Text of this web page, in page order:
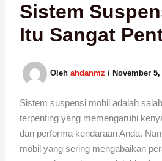
Sistem
Itu Sangat
Olehahdanmz/ November 5,
Sistem suspensi mobil adalah
terpenting yang memengaruhi
dan performa kendaraan Anda.
mobil yang sering mengabaikan